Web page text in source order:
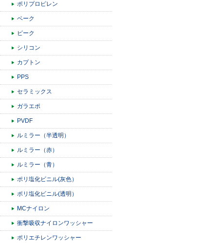
ポリプロピレン
ベーク
ピーク
シリコン
カプトン
PPS
セラミックス
ガラエポ
PVDF
ルミラー（半透明）
ルミラー（赤）
ルミラー（青）
ポリ塩化ビニル(灰色）
ポリ塩化ビニル(透明）
MCナイロン
衝撃吸収ナイロンワッシャー
ポリエチレンワッシャー